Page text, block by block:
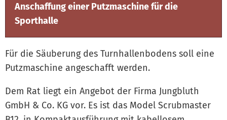
Anschaffung einer Putzmaschine für die
Sporthalle
Für die Säuberung des Turnhallenbodens soll eine
Putzmaschine angeschafft werden.
Dem Rat liegt ein Angebot der Firma Jungbluth
GmbH & Co. KG vor. Es ist das Model Scrubmaster